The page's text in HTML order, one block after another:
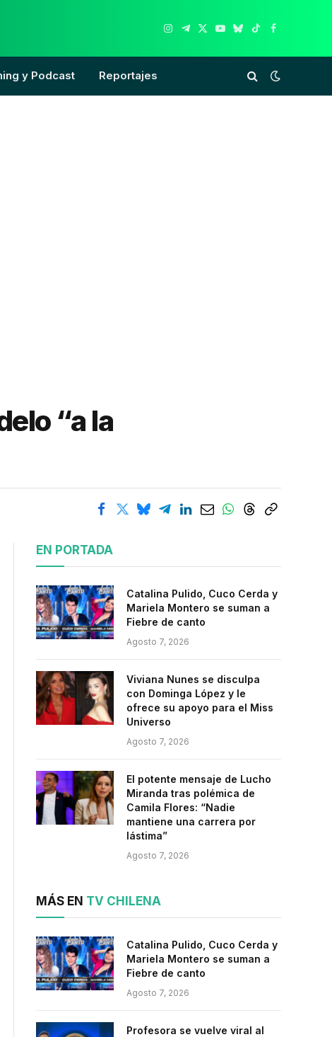
Instagram
Telegram
X
YouTube
Bluesky
TikTokFacebook
y Podcast Reportajes
“a la
EN PORTADA
Catalina Pulido, Cuco Cerda y
Mariela Montero se suman a
Fiebre de canto
Agosto 7, 2026
Viviana Nunes se disculpa
con Dominga López y le
ofrece su apoyo para el Miss
Universo
Agosto 7, 2026
El potente mensaje de Lucho
Miranda tras polémica de
Camila Flores: “Nadie
mantiene una carrera por
lástima”
Agosto 7, 2026
MÁS EN TV CHILENA
Catalina Pulido, Cuco Cerda y
Mariela Montero se suman a
Fiebre de canto
Agosto 7, 2026
Profesora se vuelve viral al